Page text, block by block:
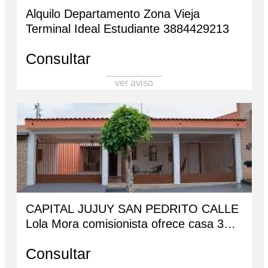
Alquilo Departamento Zona Vieja
Terminal Ideal Estudiante 3884429213
Consultar
ver aviso
CAPITAL JUJUY SAN PEDRITO CALLE
Lola Mora comisionista ofrece casa 3
terreno 10x40 con papeles de tenencia a
Consultar